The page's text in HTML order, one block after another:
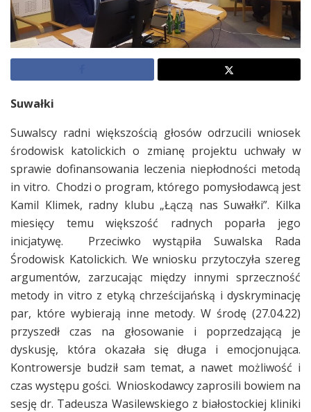
Suwałki
Suwalscy radni większością głosów odrzucili wniosek
środowisk katolickich o zmianę projektu uchwały w
sprawie dofinansowania leczenia niepłodności metodą
in vitro. Chodzi o program, którego pomysłodawcą jest
Kamil Klimek, radny klubu „Łączą nas Suwałki”. Kilka
miesięcy temu większość radnych poparła jego
inicjatywę. Przeciwko wystąpiła Suwalska Rada
Środowisk Katolickich. We wniosku przytoczyła szereg
argumentów, zarzucając między innymi sprzeczność
metody in vitro z etyką chrześcijańską i dyskryminację
par, które wybierają inne metody. W środę (27.04.22)
przyszedł czas na głosowanie i poprzedzającą je
dyskusję, która okazała się długa i emocjonująca.
Kontrowersje budził sam temat, a nawet możliwość i
czas występu gości. Wnioskodawcy zaprosili bowiem na
sesję dr. Tadeusza Wasilewskiego z białostockiej kliniki